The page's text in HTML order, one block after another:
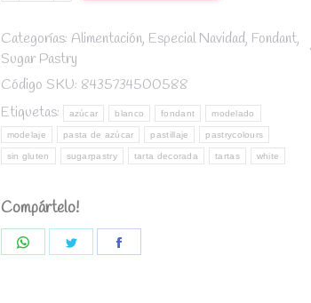
Kg.-
SugarPastry
quantity
Categorías: Alimentación, Especial Navidad, Fondant,
Sugar Pastry
Código SKU: 8435734500588
Etiquetas:
azúcar blanco fondant modelado
modelaje pasta de azúcar pastillaje pastrycolours
sin gluten sugarpastry tarta decorada tartas white
Compártelo!
Share
Share